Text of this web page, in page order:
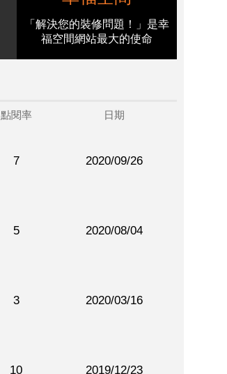
「解決您的裝修問題！」是幸
福空間網站最大的使命
點閱率 日期
7 2020/09/26
5 2020/08/04
3 2020/03/16
10 2019/12/23